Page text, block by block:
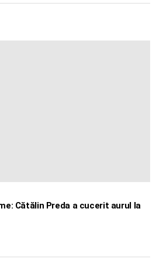
Cătălin Preda a cucerit aurul la